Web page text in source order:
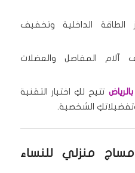
الطاقة الداخلية وتخفيف
آلام المفاصل والعضلات
تتيح لكِ اختيار التقنية
الشخصية.
منزلي للنساء